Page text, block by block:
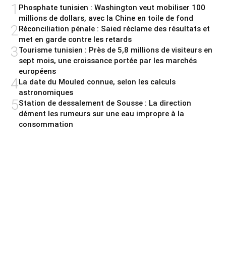
1 Phosphate tunisien : Washington veut mobiliser 100
millions de dollars, avec la Chine en toile de fond
2Réconciliation pénale : Saied réclame des résultats et
met en garde contre les retards
3Tourisme tunisien : Près de 5,8 millions de visiteurs en
sept mois, une croissance portée par les marchés
européens
4La date du Mouled connue, selon les calculs
astronomiques
5Station de dessalement de Sousse : La direction
dément les rumeurs sur une eau impropre à la
consommation